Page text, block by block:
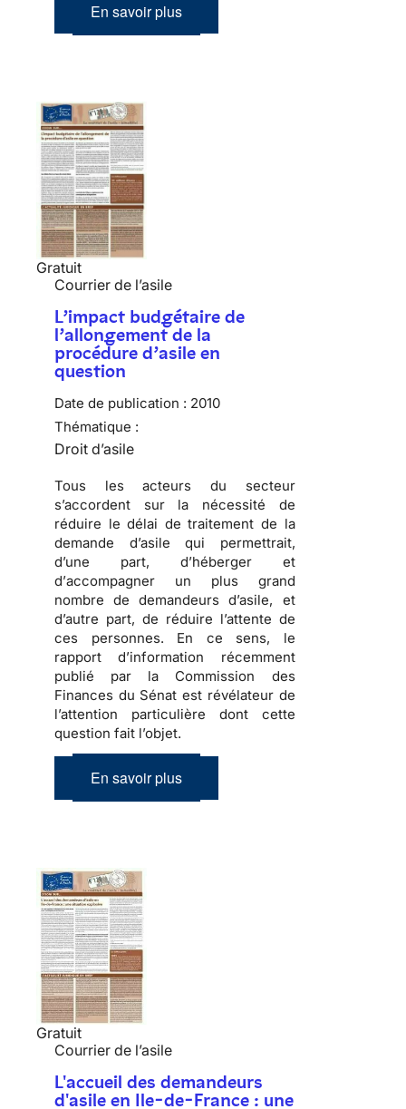
En savoir plus
Gratuit
Courrier de l’asile
L’impact budgétaire de
l’allongement de la
procédure d’asile en
question
Date de publication : 2010
Thématique :
Droit d’asile
Tous les acteurs du secteur
s’accordent sur la nécessité de
réduire le délai de traitement de la
demande d’asilequi permettrait,
d’une part, d’hébergeret
d’accompagner un plus grand
nombre dedemandeurs d’asile, et
d’autre part, de réduire l’attente de
ces personnes. En ce sens, le
rapport d’information récemment
publié par la Commission des
Finances du Sénat est révélateur de
l’attention particulière dont cette
question fait l’objet.
En savoir plus
Gratuit
Courrier de l’asile
L'accueil des demandeurs
d'asile en Ile-de-France : une